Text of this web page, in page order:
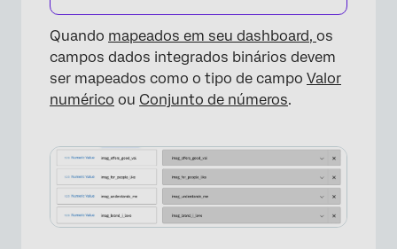
Quando mapeados em seu dashboard, os
campos dados integrados binários devem
ser mapeados como o tipo de campo Valor
numérico ou Conjunto de números.